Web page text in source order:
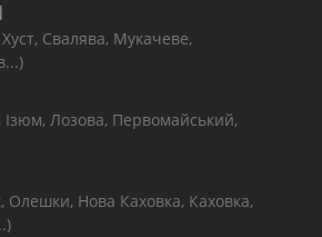
Свалява, Мукачеве,
Ізюм, Лозова, Первомайський,
Олешки, Нова Каховка, Каховка,